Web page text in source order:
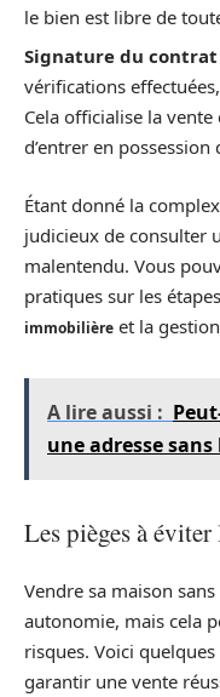
le bien est libre de
Signature du
vérifications
Cela officialise la
d’entrer en possession
Étant donné la
judicieux de consulter
malentendu. Vous
pratiques sur les
immobilière et la
A lire aussi :
une adresse
Les pièges à éviter
Vendre sa maison
autonomie, mais cela
risques. Voici
garantir une vente